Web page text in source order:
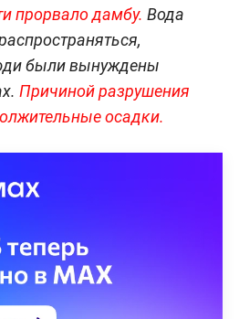
прорвало дамбу. Вода
были вынуждены
Причиной разрушения
осадки.